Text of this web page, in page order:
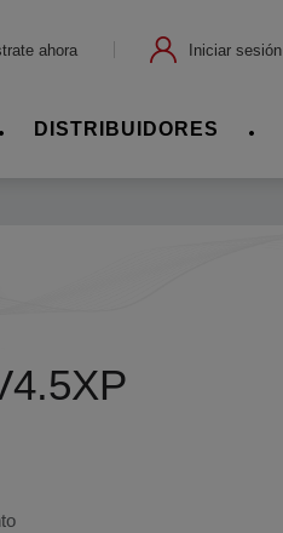
ahora Iniciar sesión
DISTRIBUIDORES